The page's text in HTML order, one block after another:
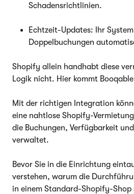
Schadensrichtlinien.
Echtzeit-Updates: Ihr
Doppelbuchungen
Shopify allein handhabt diese
Logik nicht. Hier kommt
Mit der richtigen Integration
eine nahtlose Shopify-
die Buchungen, Verfügbarkeit
verwaltet.
Bevor Sie in die Einrichtung
verstehen, warum die
in einem Standard-Shopify-Shop